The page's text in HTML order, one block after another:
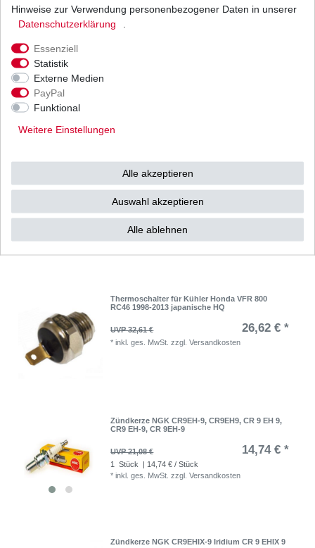
Stator Lichtmaschine Honda VFR 800 FI RC46
1998 - 2001
79,00 € *
1 Stück | 79,00 € / Stück
inkl. ges. MwSt.zzgl.
Thermoschalter für Kühler Honda VFR 800
RC46 1998-2013 japanische HQ
UVP 32,61 € 26,62 € *
*inkl. ges. MwSt. zzgl.Versandkosten
Zündkerze NGK CR9EH-9, CR9EH9, CR 9 EH 9,
CR9 EH-9, CR 9EH-9
UVP 21,08 € 14,74 € *
1 Stück
| 14,74 € / Stück
*inkl. ges. MwSt. zzgl.Versandkosten
Zündkerze NGK CR9EHIX-9 Iridium CR 9 EHIX 9
Hinweise zur Verwendung personenbezogener Daten in unserer
Daten­schutz­erklärung
Essenziell
Statistik
Externe Medien
PayPal
Funktional
Weitere Einstellungen
Alle akzeptieren
Auswahl akzeptieren
Alle ablehnen